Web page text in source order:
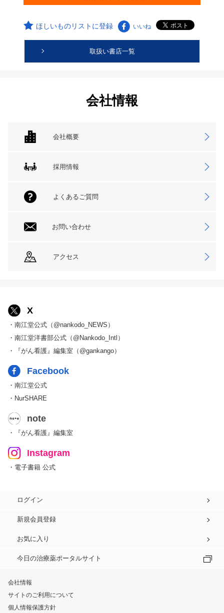
ほしいものリストに登録 いいね
取扱い書店一覧
会社情報
会社概要
採用情報
よくあるご質問
お問い合わせ
アクセス
X
・南江堂公式（@nankodo_NEWS）
・南江堂洋書部公式（@Nankodo_Intl）
・『がん看護』編集室（@gankango）
Facebook
・南江堂公式
・NurSHARE
note
・『がん看護』編集室
Instagram
・電子書籍 公式
ログイン
新規会員登録
お気に入り
今日の治療薬ポータルサイト
会社情報
サイトのご利用について
個人情報保護方針